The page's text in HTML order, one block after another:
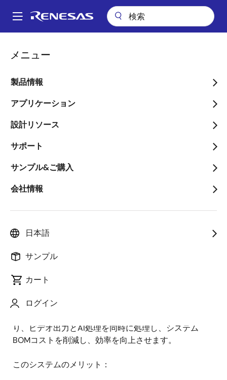
ン
Main
メニュー
製品情報
アプリケーション
設計リソース
サポート
サンプル&ご購入
会社情報
日本語
サンプル
カート
ログイン
パ
ン
く
ず
サラウンドビューとAR HUDのビデオ出力拡張
サラウンドビューとAR
HUDのビデオ出力拡張
ページセクションへ移動：
概要
要
説
セッサは、サラウンドビューとAR (拡張現実) ヘッドア
り、ビデオ出力とAI処理を同時に処理し、システム
BOMコストを削減し、効率を向上させます。
このシステムのメリット：